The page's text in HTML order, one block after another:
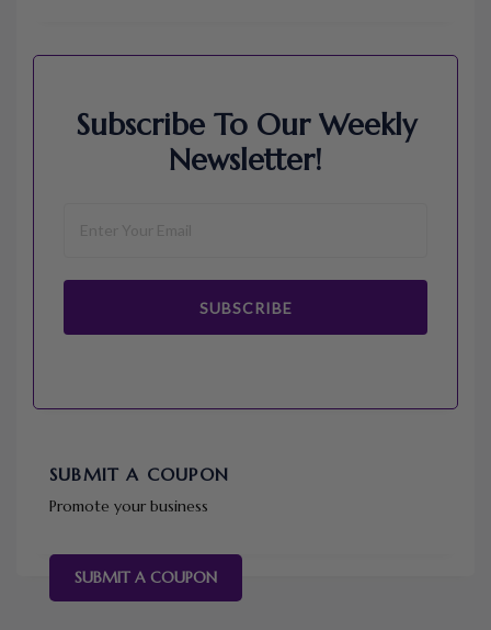
Subscribe To Our Weekly
Newsletter!
SUBSCRIBE
SUBMIT A COUPON
Promote your business
SUBMIT A COUPON